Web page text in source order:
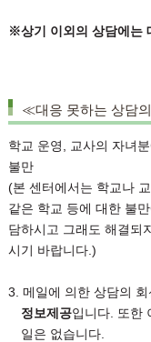
※상기 이외의 상담에는
≪대응 못하는 상담
학교 운영, 교사의 자녀
불만
(본 센터에서는 학교나
같은 학교 등에 대한 불
담하시고 그래도 해결되
시기 바랍니다.)
3. 메일에 의한 상담의 회
정보제공입니다. 또한
일은 없습니다.